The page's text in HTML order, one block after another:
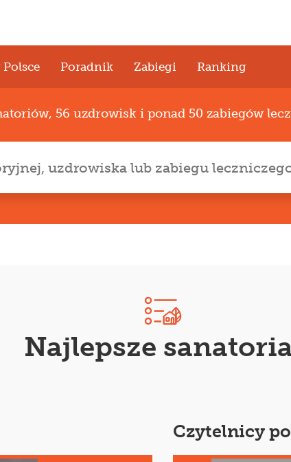
Poradnik Zabiegi Ranking
56 uzdrowisk i ponad 50 zabiegów
Najlepsze
Czytelnicy